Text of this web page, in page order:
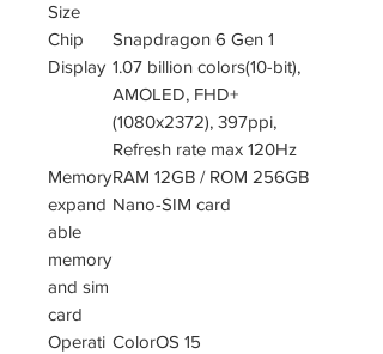
Size
Chip
Snapdragon 6 Gen 1
Display 1.07 billion colors(10-bit),
AMOLED, FHD+
(1080x2372), 397ppi,
Refresh rate max 120Hz
MemoryRAM 12GB / ROM 256GB
expand
able
memory
and sim
card
Nano-SIM card
Operati ColorOS 15